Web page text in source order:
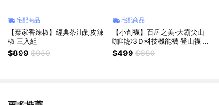
宅配商品
【葉家香辣椒】經典茶油剝皮辣
椒 三入組
$899 $950
宅配商品
【小創襪】百岳之美-大霸尖山
咖啡紗3Ｄ科技機能襪 登山襪 運
動襪 (單入禮盒)
$499 $680